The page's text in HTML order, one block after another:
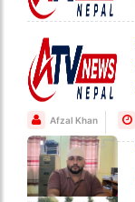
Afzal Khan